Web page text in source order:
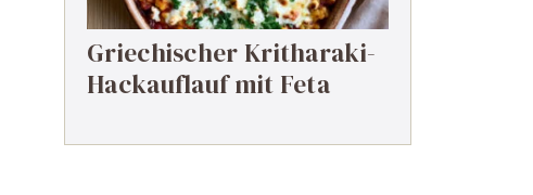
Griechischer Kritharaki-
Hackauflauf mit Feta